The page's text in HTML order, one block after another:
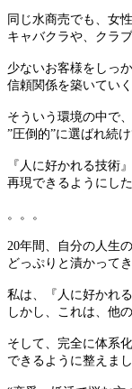
同じ水商売でも、女
キャバクラや、クラ
少ないお客様をしっ
信頼関係を築いてい
そういう環境の中で
”圧倒的”に選ばれ続
『人に好かれる技術
再現できるようにし
。。。
20年間、自分の人生
どっぷりと漬かって
私は、『人に好かれ
しかし、これは、他
そして、完全に体系
できるように整えま